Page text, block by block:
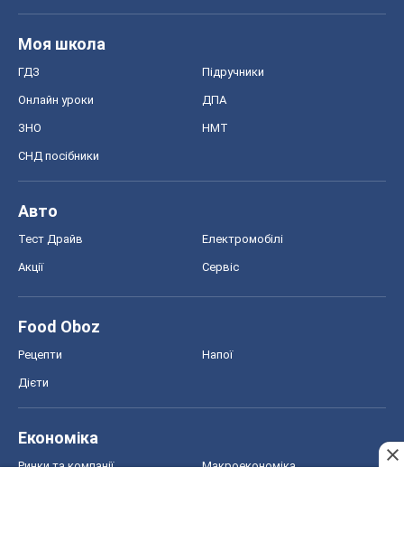
Моя школа
ГДЗ Підручники
Онлайн уроки ДПА
ЗНО НМТ
СНД посібники
Авто
Тест Драйв Електромобілі
Акції Сервіс
Food Oboz
Рецепти Напої
Дієти
Економіка
Ринки та компанії Макроекономіка